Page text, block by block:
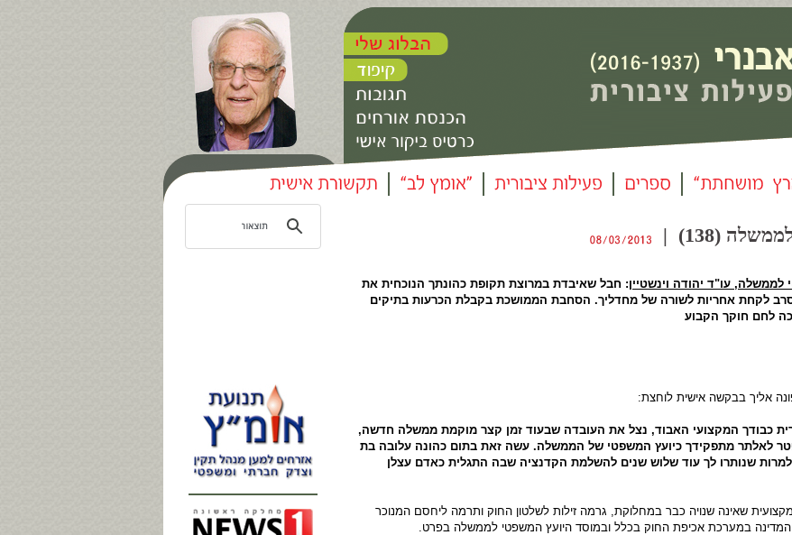
(138) |
לממשלה, עו"ד יהודה וינשטיין: חבל שאיבדת במרוצת תקופת כהונתך הנוכחית את
לקחת אחריות לשורה של מחדליך. הסחבת הממושכת בקבלת הכרעות בתיקים
לחם חוקך הקבוע
אליך בבקשה אישית לוחצת:
כבודך המקצועי האבוד, נצל את העובדה שבעוד זמן קצר מוקמת ממשלה חדשה,
לאלתר מתפקידך כיועץ המשפטי של הממשלה. עשה זאת בתום כהונה עלובה בת
שנותרו לך עוד שלוש שנים להשלמת הקדנציה שבה התגלית כאדם עצלן
שאינה שנויה כבר במחלוקת, גרמה זילות לשלטון החוק ותרמה ליחסם המנוכר
המדינה במערכת אכיפת החוק בכלל ובמוסד היועץ המשפטי לממשלה בפרט.